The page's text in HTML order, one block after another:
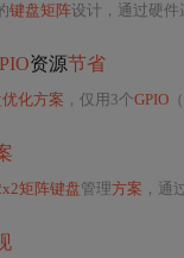
键盘矩阵设计，通过硬
资源节省
化方案 ，仅用3个GPIO （
矩阵键盘管理方案 ，通